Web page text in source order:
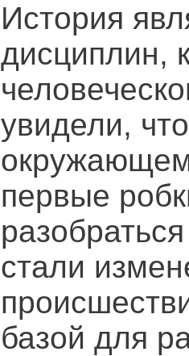
История
дисциплин,
увидели,
окружающем
первые
стали
базой для